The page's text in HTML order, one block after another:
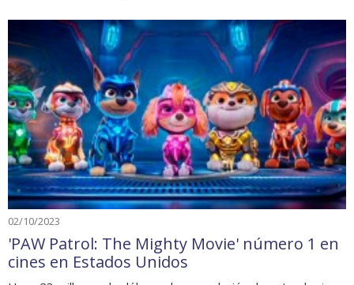
02/10/2023
'PAW Patrol: The Mighty Movie' número 1 en
cines en Estados Unidos